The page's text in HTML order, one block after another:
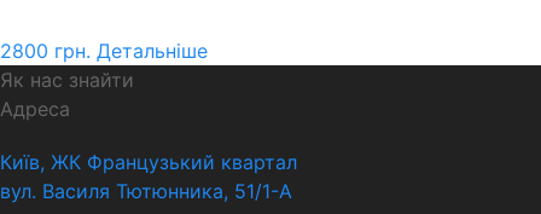
2800 грн. Детальніше
Як нас знайти
Адреса
Київ, ЖК Французький квартал
вул. Василя Тютюнника, 51/1-А